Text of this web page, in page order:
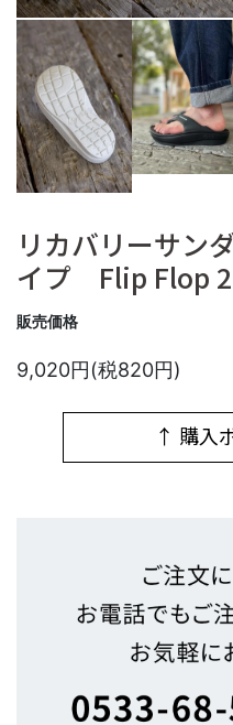
リカバリーサン
イプ Flip Flop
販売価格
9,020円(税820円)
↑ 購入